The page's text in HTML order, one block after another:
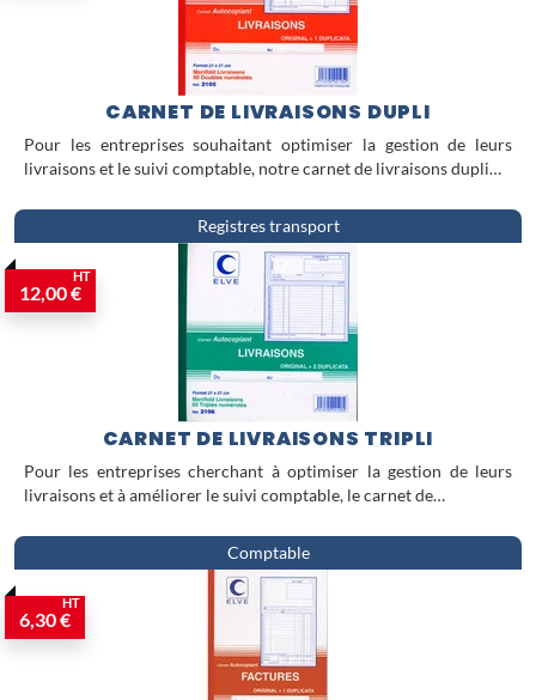
CARNET DE LIVRAISONS DUPLI
Pour les entreprises souhaitant optimiser la gestion de leurs
livraisons et le suivi comptable, notre carnet de livraisons dupli…
Registres transport
12,00 €
HT
CARNET DE LIVRAISONS TRIPLI
Pour les entreprises cherchant à optimiser la gestion de leurs
livraisons et à améliorer le suivi comptable, le carnet de…
Comptable
6,30 €
HT